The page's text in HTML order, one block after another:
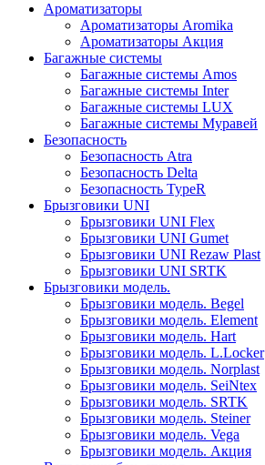
Ароматизаторы
Ароматизаторы Aromika
Ароматизаторы Акция
Багажные системы
Багажные системы Amos
Багажные системы Inter
Багажные системы LUX
Багажные системы Муравей
Безопасность
Безопасность Atra
Безопасность Delta
Безопасность TypeR
Брызговики UNI
Брызговики UNI Flex
Брызговики UNI Gumet
Брызговики UNI Rezaw Plast
Брызговики UNI SRTK
Брызговики модель.
Брызговики модель. Begel
Брызговики модель. Element
Брызговики модель. Hart
Брызговики модель. L.Locker
Брызговики модель. Norplast
Брызговики модель. SeiNtex
Брызговики модель. SRTK
Брызговики модель. Steiner
Брызговики модель. Vega
Брызговики модель. Акция